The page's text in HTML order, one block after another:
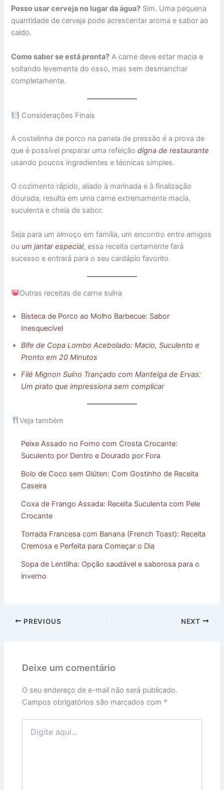
Posso usar cerveja no lugar da água? Sim. Uma pequena
quantidade de cerveja pode acrescentar aroma e sabor ao
caldo.
Como saber se está pronta? A carne deve estar macia e
soltando levemente do osso, mas sem desmanchar
completamente.
Considerações Finais
A costelinha de porco na panela de pressão é a prova de
que é possível preparar uma refeiçãodigna de restaurante
usando poucos ingredientes e técnicas simples.
O cozimento rápido, aliado à marinada e à finalização
dourada, resulta em uma carne extremamente macia,
suculenta e cheia de sabor.
Seja para um almoço em família, um encontro entre amigos
ou um jantar especial, essa receita certamente fará
sucesso e entrará para o seu cardápio favorito.
Outras receitas de carne suína
Bisteca de Porco ao Molho Barbecue: Sabor
Inesquecível
Bife de Copa Lombo Acebolado: Macio, Suculento e
Pronto em 20 Minutos
Filé Mignon Suíno Trançado com Manteiga de Ervas:
Um prato que impressiona sem complicar
Veja também
Peixe Assado no Forno com Crosta Crocante:
Suculento por Dentro e Dourado por Fora
Bolo de Coco sem Glúten: Com Gostinho de Receita
Caseira
Coxa de Frango Assada: Receita Suculenta com Pele
Crocante
Torrada Francesa com Banana (French Toast): Receita
Cremosa e Perfeita para Começar o Dia
Sopa de Lentilha: Opção saudável e saborosa para o
inverno
PREVIOUS NEXT
Deixe um comentário
O seu endereço de e-mail não será publicado.
Campos obrigatórios são marcados com *
aqui...